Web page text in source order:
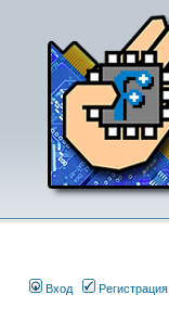
Вход Регистрация